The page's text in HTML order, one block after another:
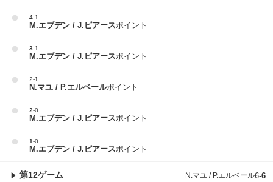
4-1
M.エブデン / J.ピアースポイント
3-1
M.エブデン / J.ピアースポイント
2-1
N.マユ / P.エルベールポイント
2-0
M.エブデン / J.ピアースポイント
1-0
M.エブデン / J.ピアースポイント
第12ゲーム N.マユ / P.エルベール6-6